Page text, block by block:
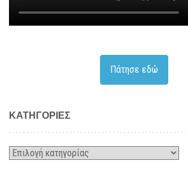
Πάτησε εδώ
KΑΤΗΓΟΡΊΕΣ
Kατηγορίες